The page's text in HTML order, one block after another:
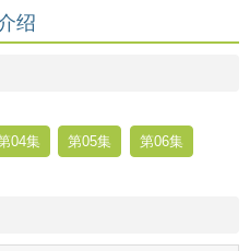
绍
04集 第05集 第06集